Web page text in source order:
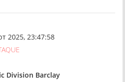
2025, 23:47:58
Division Barclay